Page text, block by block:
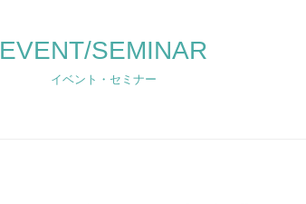
EVENT/SEMINAR
イベント・セミナー